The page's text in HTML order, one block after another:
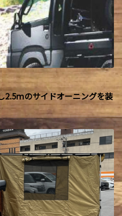
ｍのサイドオーニングを装